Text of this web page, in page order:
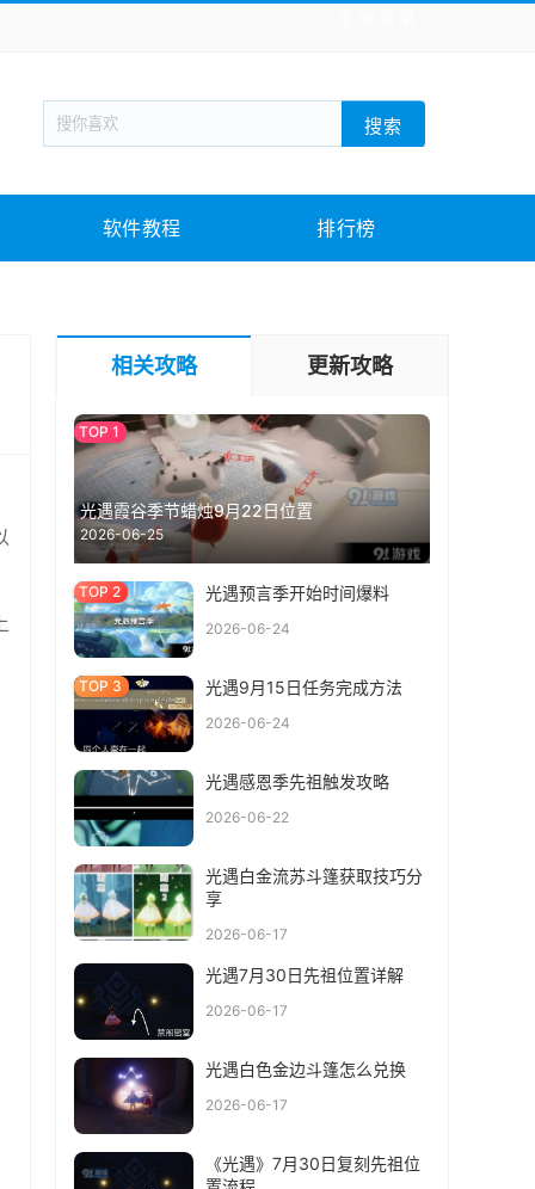
新闻阅读 旅游出行 生活实用
战棋游戏 枪战射击 模拟经营
教育教学 游戏娱乐 系统软件 素材下载
搜索
软件教程 排行榜
相关攻略 更新攻略
光遇霞谷季节蜡烛9月22日位置
2026-06-25
光遇预言季开始时间爆料
2026-06-24
光遇9月15日任务完成方法
2026-06-24
光遇感恩季先祖触发攻略
2026-06-22
光遇白金流苏斗篷获取技巧分
享
2026-06-17
光遇7月30日先祖位置详解
2026-06-17
光遇白色金边斗篷怎么兑换
2026-06-17
《光遇》7月30日复刻先祖位